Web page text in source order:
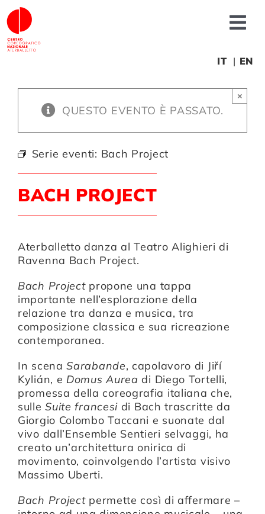
Salta
al
contenuto
Fonderia
Formazione
Compagnia
Sostienici
Calendario
IT EN
QUESTO EVENTO È PASSATO.
×
Serie eventi: Bach Project
BACH PROJECT
Aterballetto danza al Teatro Alighieri di
Ravenna Bach Project.
Bach Projectpropone una tappa
importante nell’esplorazione della
relazione tra danza e musica, tra
composizione classica e sua ricreazione
contemporanea.
In scenaSarabande, capolavoro di Jiří
Kylián, e Domus Aurea di Diego Tortelli,
promessa della coreografia italiana che,
sulleSuite francesi di Bach trascritte da
Giorgio Colombo Taccani e suonate dal
vivo dall’Ensemble Sentieri selvaggi, ha
creato un’architettura onirica di
movimento, coinvolgendo l’artista visivo
Massimo Uberti.
Bach Projectpermette così di affermare –